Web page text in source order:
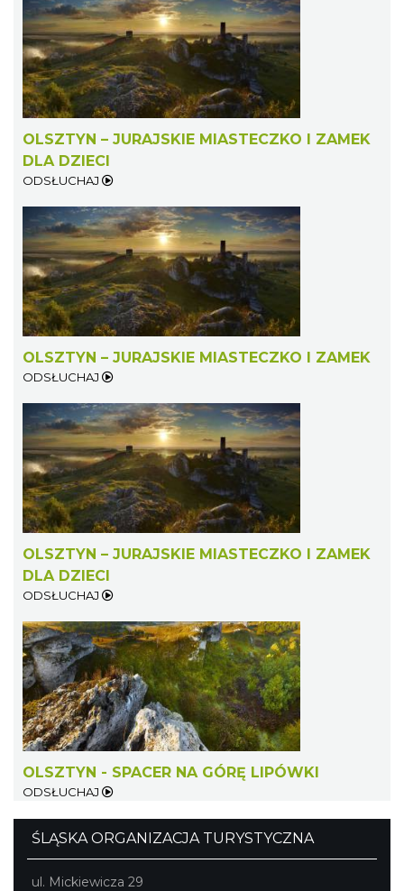
OLSZTYN – JURAJSKIE MIASTECZKO I ZAMEK
DLA DZIECI
ODSŁUCHAJ
OLSZTYN – JURAJSKIE MIASTECZKO I ZAMEK
ODSŁUCHAJ
OLSZTYN – JURAJSKIE MIASTECZKO I ZAMEK
DLA DZIECI
ODSŁUCHAJ
OLSZTYN - SPACER NA GÓRĘ LIPÓWKI
ODSŁUCHAJ
ŚLĄSKA ORGANIZACJA TURYSTYCZNA
ul. Mickiewicza 29